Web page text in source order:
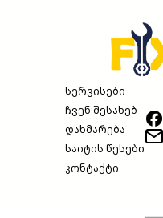
სერვისები
ჩვენ შესახებ
დახმარება
საიტის წესები
კონტაქტი